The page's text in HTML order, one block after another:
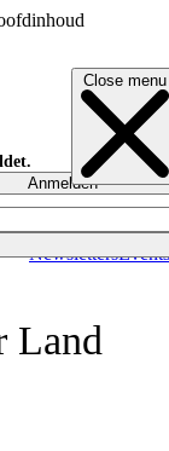
Close menu
NewslettersEvents
Anmelden
Land